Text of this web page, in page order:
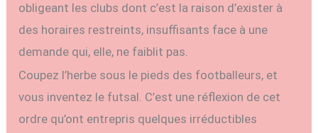
obligeant les clubs dont c’est la raison d’exister à
des horaires restreints, insuffisants face à une
demande qui, elle, ne faiblit pas.
Coupez l’herbe sous le pieds des footballeurs, et
vous inventez le futsal. C’est une réflexion de cet
ordre qu’ont entrepris quelques irréductibles